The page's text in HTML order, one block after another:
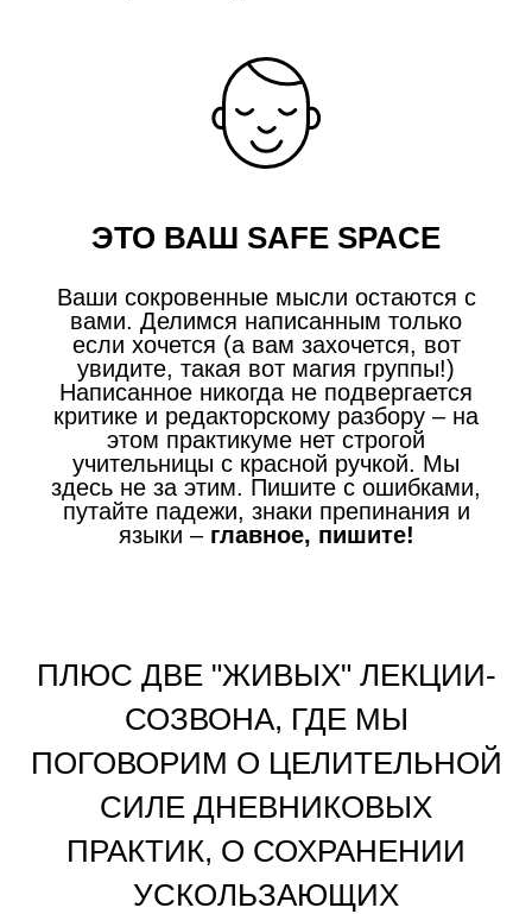
ЭТО ВАШ SAFE SPACE
Ваши сокровенные мысли остаются с
вами. Делимся написанным только
если хочется (а вам захочется, вот
увидите, такая вот магия группы!)
Написанное никогда не подвергается
критике и редакторскому разбору – на
этом практикуме нет строгой
учительницы с красной ручкой. Мы
здесь не за этим. Пишите с ошибками,
путайте падежи, знаки препинания и
языки – главное, пишите!
ПЛЮС ДВЕ "ЖИВЫХ" ЛЕКЦИИ-
СОЗВОНА, ГДЕ МЫ
ПОГОВОРИМ О ЦЕЛИТЕЛЬНОЙ
СИЛЕ ДНЕВНИКОВЫХ
ПРАКТИК, О СОХРАНЕНИИ
УСКОЛЬЗАЮЩИХ